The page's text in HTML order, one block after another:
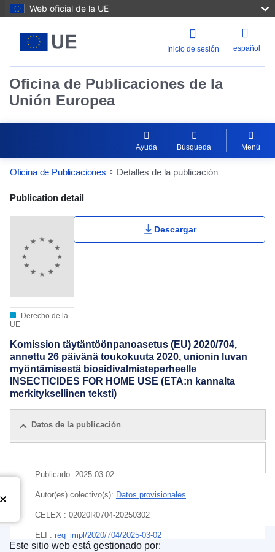
Web oficial de la UE
Inicio de sesión español
Oficina de Publicaciones de la
Unión Europea
Ayuda Búsqueda Menú
Oficina de Publicaciones Detalles de la publicación
Publication Detail Actions Portlet
Publication detail
Derecho de la
UE
Descargar
Komission täytäntöönpanoasetus (EU) 2020/704,
annettu 26 päivänä toukokuuta 2020, unionin luvan
myöntämisestä biosidivalmisteperheelle
INSECTICIDES FOR HOME USE (ETA:n kannalta
merkityksellinen teksti)
Datos de la publicación
Publicado: 2025-03-02
Autor(es) colectivo(s): Datos provisionales
CELEX : 02020R0704-20250302
ELI : reg_impl/2020/704/2025-03-02
Este sitio web está gestionado por: